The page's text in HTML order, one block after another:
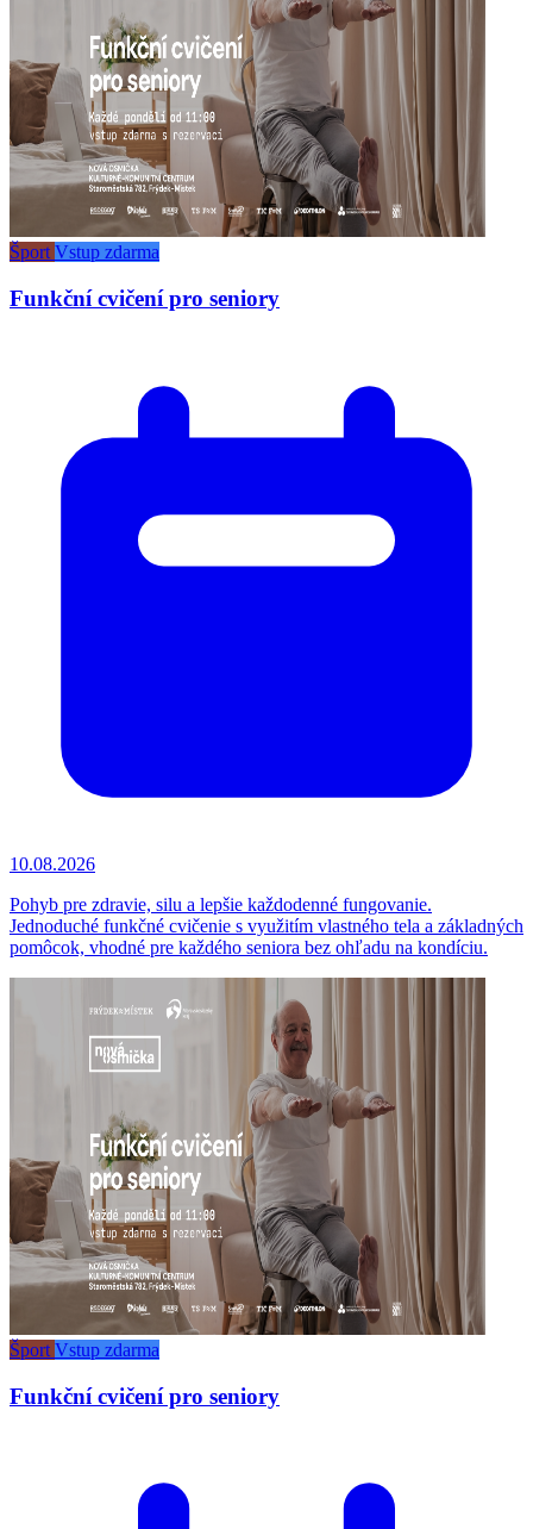
Šport Vstup zdarma
Funkční cvičení pro seniory
10.08.2026
Pohyb pre zdravie, silu a lepšie každodenné fungovanie.
Jednoduché funkčné cvičenie s využitím vlastného tela a základných
pomôcok, vhodné pre každého seniora bez ohľadu na kondíciu.
Šport Vstup zdarma
Funkční cvičení pro seniory